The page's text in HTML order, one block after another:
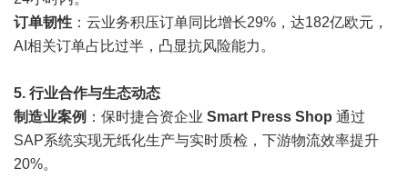
订单韧性 ：云业务积压订单同比增长29%，达182亿欧元，
AI相关订单占比过半，凸显抗风险能力。
5. 行业合作与生态动态
制造业案例 ：保时捷合资企业 Smart Press Shop 通过
SAP系统实现无纸化生产与实时质检，下游物流效率提升
20%。